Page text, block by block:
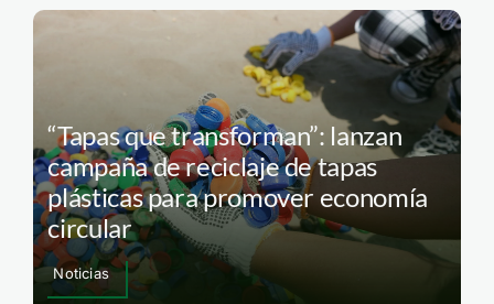
“Tapas que transforman”: lanzan
campaña de reciclaje de tapas
plásticas para promover economía
circular
Noticias